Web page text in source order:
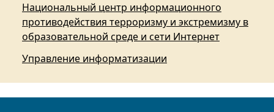
Национальный центр информационного
противодействия терроризму и экстремизму в
образовательной среде и сети Интернет
Управление информатизации